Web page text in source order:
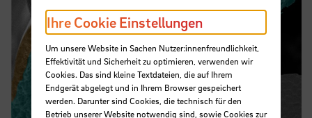
Ihre Cookie Einstellungen
Um unsere Website in Sachen Nutzer:innenfreundlichkeit,
Effektivität und Sicherheit zu optimieren, verwenden wir
Cookies. Das sind kleine Textdateien, die auf Ihrem
Endgerät abgelegt und in Ihrem Browser gespeichert
werden. Darunter sind Cookies, die technisch für den
Betrieb unserer Website notwendig sind, sowie Cookies zur